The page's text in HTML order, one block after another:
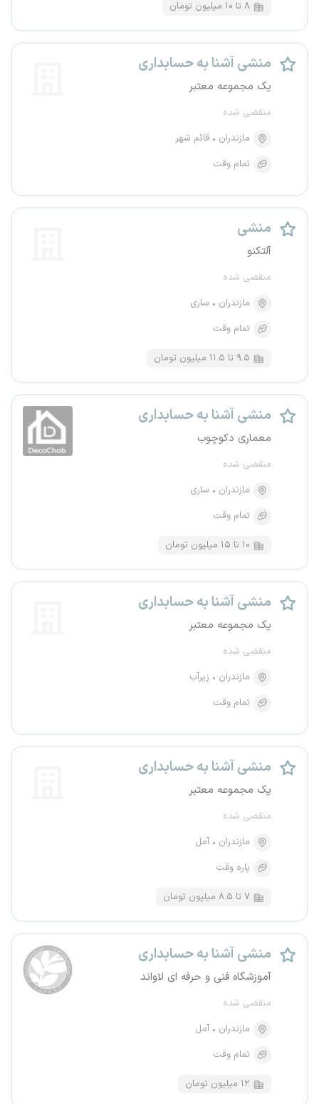
۸ تا ۱۰ میلیون تومان
منشی آشنا به حسابداری
یک مجموعه معتبر
منقضی شده
مازندران
قائم شهر
تمام وقت
منشی
آلتکنو
منقضی شده
مازندران
ساری
تمام وقت
۹.۵ تا ۱۱.۵ میلیون تومان
منشی آشنا به حسابداری
معماری دکوچوب
منقضی شده
مازندران
ساری
تمام وقت
۱۰ تا ۱۵ میلیون تومان
منشی آشنا به حسابداری
یک مجموعه معتبر
منقضی شده
مازندران
زیرآب
تمام وقت
منشی آشنا به حسابداری
یک مجموعه معتبر
منقضی شده
مازندران
آمل
پاره وقت
۷ تا ۸.۵ میلیون تومان
منشی آشنا به حسابداری
آموزشگاه فنی و حرفه ای لاواند
منقضی شده
مازندران
آمل
تمام وقت
۱۲ میلیون تومان